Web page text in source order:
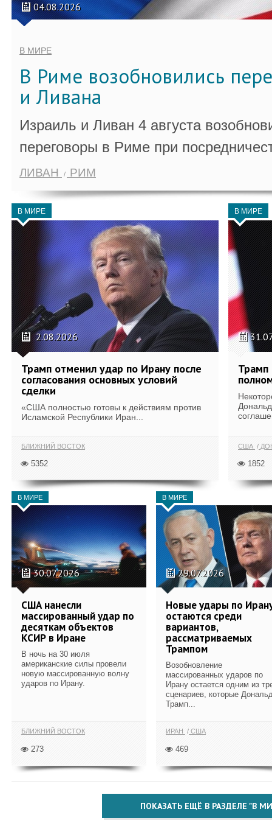
04.08.2026
В МИРЕ
В Риме возобновились
и Ливана
Израиль и Ливан 4 августа
переговоры в Риме при
ЛИВАН РИМ
В МИРЕ
2.08.2026
Трамп отменил удар по Ирану после
согласования основных условий
сделки
«США полностью готовы к действиям против
Исламской Республики Иран...
БЛИЖНИЙ ВОСТОК
5352
В МИРЕ
Трамп
США
1852
В МИРЕ
30.07.2026
США нанесли
массированный удар по
десяткам объектов
КСИР в Иране
В ночь на 30 июля
американские силы провели
новую массированную волну
ударов по Ирану.
БЛИЖНИЙ ВОСТОК
273
В МИРЕ
29.07.2026
Новые удары по
остаются среди
вариантов,
рассматриваемых
Трампом
Возобновление
массированных ударов по
Ирану остается одним из
сценариев, которые
Трамп...
ИРАН США
469
ПОКАЗАТЬ ЕЩЁ В РАЗДЕЛЕ "В